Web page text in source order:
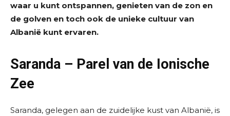
waar u kunt ontspannen, genieten van de zon en
de golven en toch ook de unieke cultuur van
Albanië kunt ervaren.
Saranda – Parel van de Ionische
Zee
Saranda, gelegen aan de zuidelijke kust van Albanië, is